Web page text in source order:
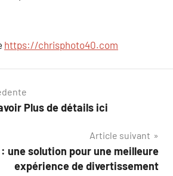
https://chrisphoto40.com
Plus de détails ici
Article suivant
: une solution pour une meilleure
expérience de divertissement